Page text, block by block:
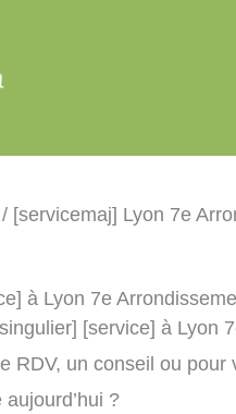
/ [servicemaj] Lyon 7e
à Lyon 7e
[service] à Lyon
RDV, un conseil ou pour
?